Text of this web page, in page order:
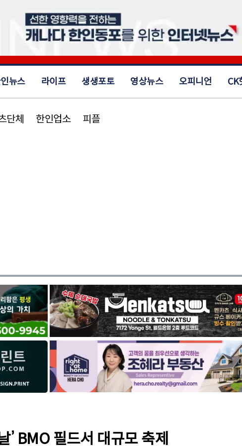
뉴스 라이프 생생포토 영상뉴스 오피니언 CK
단체 한인업소 피플
’ BMO 필드서 대규모 축제